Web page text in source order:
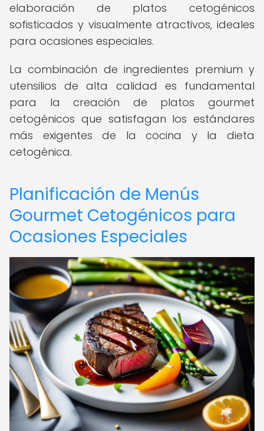
elaboración de platos cetogénicos
sofisticados y visualmente atractivos, ideales
para ocasiones especiales.
La combinación de ingredientes premium y
utensilios de alta calidad es fundamental
para la creación de platos gourmet
cetogénicos que satisfagan los estándares
más exigentes de la cocina y la dieta
cetogénica.
Planificación de Menús
Gourmet Cetogénicos para
Ocasiones Especiales